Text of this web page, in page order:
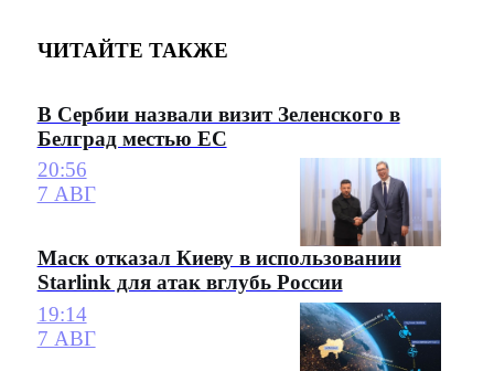
ЧИТАЙТЕ ТАКЖЕ
В Сербии назвали визит Зеленского в
Белград местью ЕС
20:56
7 АВГ
Маск отказал Киеву в использовании
Starlink для атак вглубь России
19:14
7 АВГ